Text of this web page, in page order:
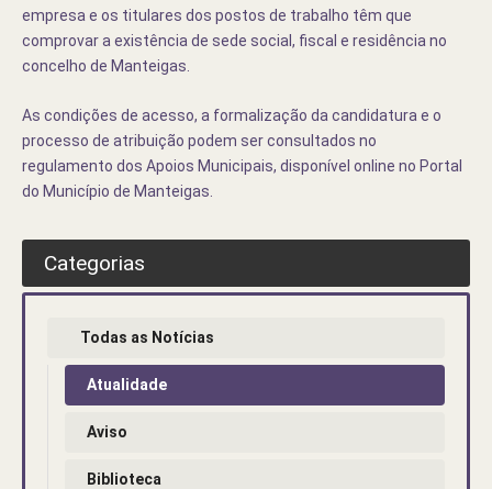
empresa e os titulares dos postos de trabalho têm que
comprovar a existência de sede social, fiscal e residência no
concelho de Manteigas.
As condições de acesso, a formalização da candidatura e o
processo de atribuição podem ser consultados no
regulamento dos Apoios Municipais, disponível online no Portal
do Município de Manteigas.
Categorias
Todas as Notícias
Atualidade
Aviso
Biblioteca